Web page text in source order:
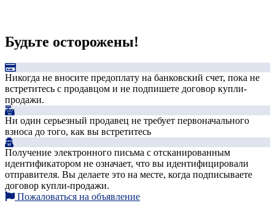
Будьте осторожены!
Никогда не вносите предоплату на банковский счет, пока не
встретитесь с продавцом и не подпишете договор купли-
продажи.
Ни один серьезный продавец не требует первоначального
взноса до того, как вы встретитесь
Получение электронного письма с отсканированным
идентификатором не означает, что вы идентифицировали
отправителя. Вы делаете это на месте, когда подписываете
договор купли-продажи.
Пожаловаться на объявление